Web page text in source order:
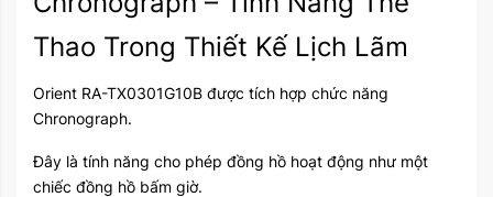
Thao Trong Thiết Kế Lịch Lãm
Orient RA-TX0301G10B được tích hợp chức năng
Chronograph.
Đây là tính năng cho phép đồng hồ hoạt động như một
chiếc đồng hồ bấm giờ.